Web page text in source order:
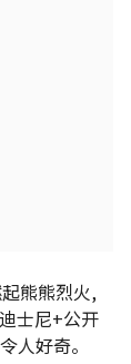
熊熊烈火,
士尼+公开
人好奇。